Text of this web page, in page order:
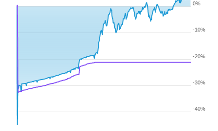
-40%
-30%
-20%
-10%
0%